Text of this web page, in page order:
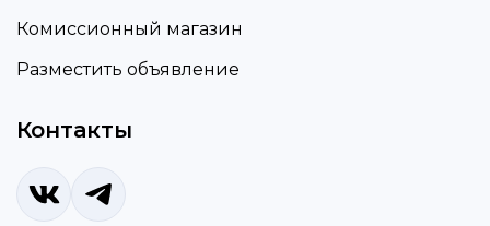
Комиссионный магазин
Разместить объявление
Контакты